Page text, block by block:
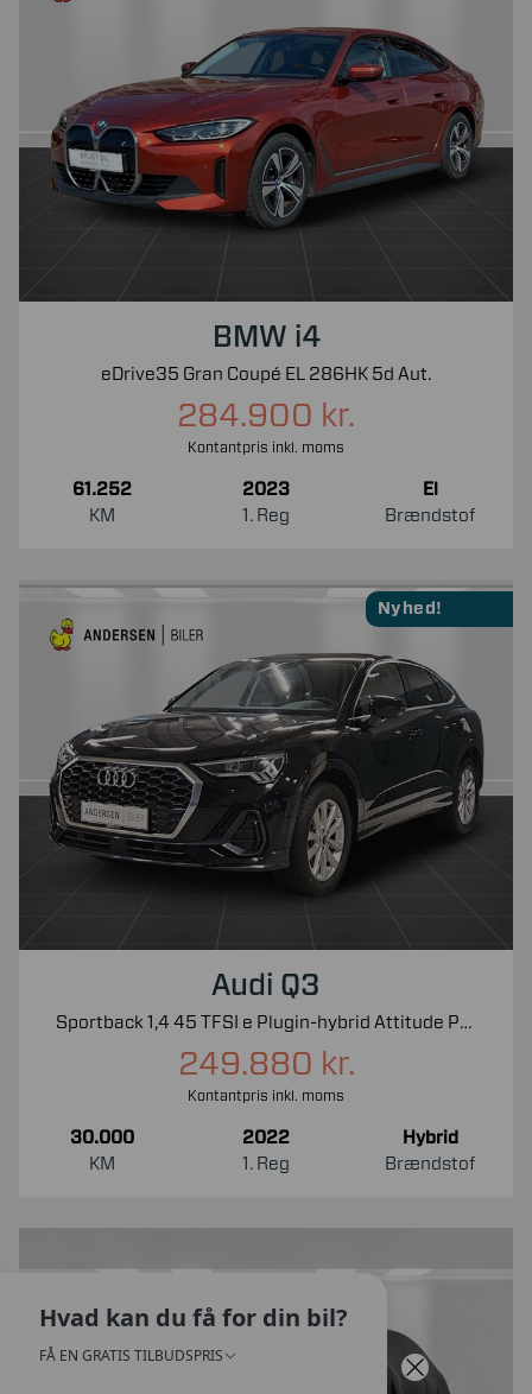
BMW i4
eDrive35 Gran Coupé EL 286HK 5d Aut.
284.900 kr.
Kontantpris inkl. moms
61.252
KM
2023
1. Reg
El
Brændstof
Nyhed!
Audi Q3
Sportback 1,4 45 TFSI e Plugin-hybrid Attitude Plus S Tronic 245HK 5d 6g Aut.
249.880 kr.
Kontantpris inkl. moms
30.000
KM
2022
1. Reg
Hybrid
Brændstof
Hvad kan du få for din bil?
FÅ EN GRATIS TILBUDSPRIS